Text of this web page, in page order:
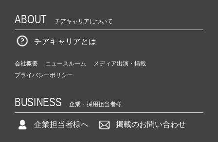
ABOUT チアキャリアについて
チアキャリアとは
会社概要 ニュースルーム
メディア出演・掲載
プライバシーポリシー
BUSINESS 企業・採用担当者様
企業担当者様へ 掲載のお問い合わせ